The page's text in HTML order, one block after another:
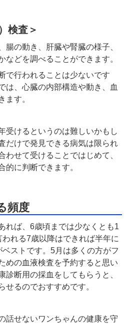
検査＞
腸の動き、肝臓や腎臓の様子、
などを調べることができます。
で行われることは少ないです
は、心臓の内部構造や動き、血
ます。
受けるというのは難しいかもし
だけで発見できる病気は限られ
わせて受けることではじめて、
的に判断できます。
頻度
れば、6歳頃までは少なくとも1
れる7歳以降はできれば半年に
ストです。5月は多くの方がフ
めの血液検査を予約すると思い
診断用の採血をしてもらうと、
せるのでおすすめです。
話せないワンちゃんの健康を守